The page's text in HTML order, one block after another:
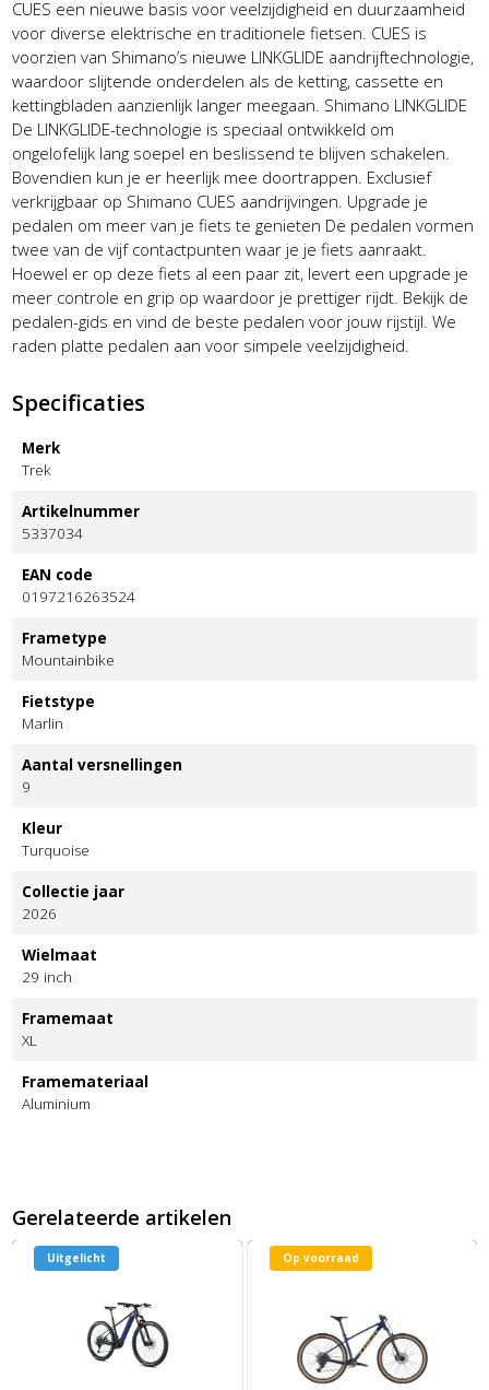
CUES een nieuwe basis voor veelzijdigheid en duurzaamheid
voor diverse elektrische en traditionele fietsen. CUES is
voorzien van Shimano’s nieuwe LINKGLIDE aandrijftechnologie,
waardoor slijtende onderdelen als de ketting, cassette en
kettingbladen aanzienlijk langer meegaan. Shimano LINKGLIDE
De LINKGLIDE-technologie is speciaal ontwikkeld om
ongelofelijk lang soepel en beslissend te blijven schakelen.
Bovendien kun je er heerlijk mee doortrappen. Exclusief
verkrijgbaar op Shimano CUES aandrijvingen. Upgrade je
pedalen om meer van je fiets te genieten De pedalen vormen
twee van de vijf contactpunten waar je je fiets aanraakt.
Hoewel er op deze fiets al een paar zit, levert een upgrade je
meer controle en grip op waardoor je prettiger rijdt. Bekijk de
pedalen-gids en vind de beste pedalen voor jouw rijstijl. We
raden platte pedalen aan voor simpele veelzijdigheid.
Specificaties
Merk
Trek
Artikelnummer
5337034
EAN code
0197216263524
Frametype
Mountainbike
Fietstype
Marlin
Aantal versnellingen
9
Kleur
Turquoise
Collectie jaar
2026
Wielmaat
29 inch
Framemaat
XL
Framemateriaal
Aluminium
Gerelateerde artikelen
Uitgelicht Op voorraad